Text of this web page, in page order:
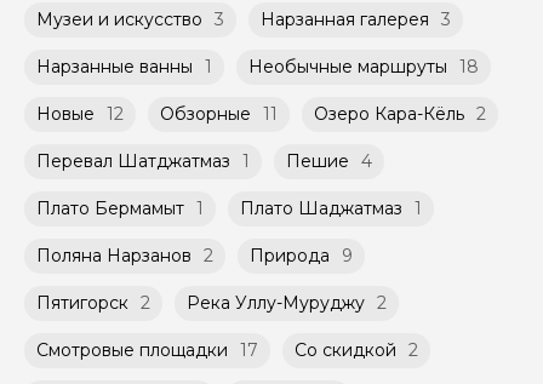
Музеи и искусство 3 Нарзанная галерея 3
Нарзанные ванны 1 Необычные маршруты 18
Новые 12 Обзорные 11 Озеро Кара-Кёль 2
Перевал Шатджатмаз 1 Пешие 4
Плато Бермамыт 1 Плато Шаджатмаз 1
Поляна Нарзанов 2 Природа 9
Пятигорск 2 Река Уллу-Муруджу 2
Смотровые площадки 17 Со скидкой 2